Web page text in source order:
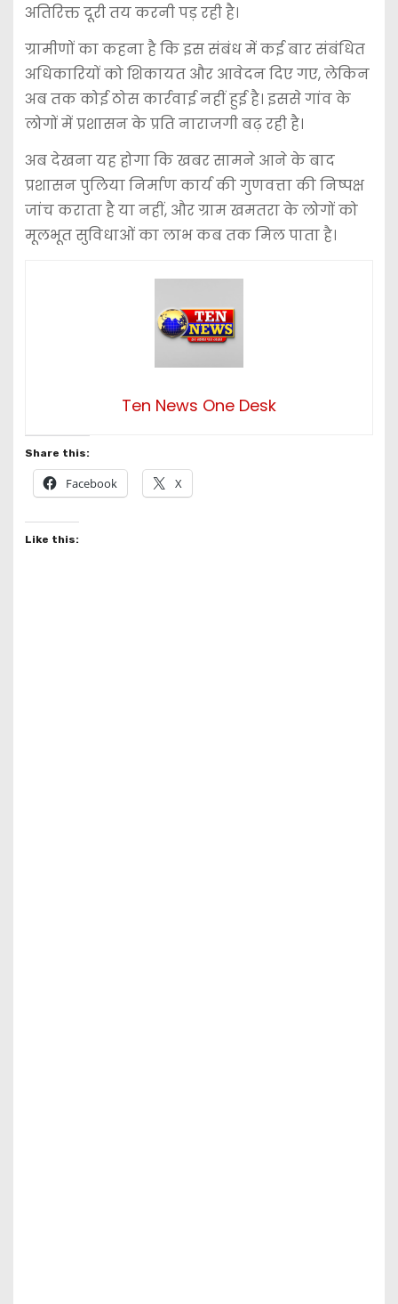
अतिरिक्त दूरी तय करनी पड़ रही है।
ग्रामीणों का कहना है कि इस संबंध में कई बार संबंधित
अधिकारियों को शिकायत और आवेदन दिए गए, लेकिन
अब तक कोई ठोस कार्रवाई नहीं हुई है। इससे गांव के
लोगों में प्रशासन के प्रति नाराजगी बढ़ रही है।
अब देखना यह होगा कि खबर सामने आने के बाद
प्रशासन पुलिया निर्माण कार्य की गुणवत्ता की निष्पक्ष
जांच कराता है या नहीं, और ग्राम खमतरा के लोगों को
मूलभूत सुविधाओं का लाभ कब तक मिल पाता है।
Ten News One Desk
Share this:
Facebook X
Like this: